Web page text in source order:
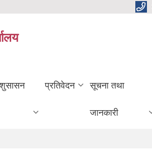
शुसासन प्रतिवेदन सूचना तथा
जानकारी